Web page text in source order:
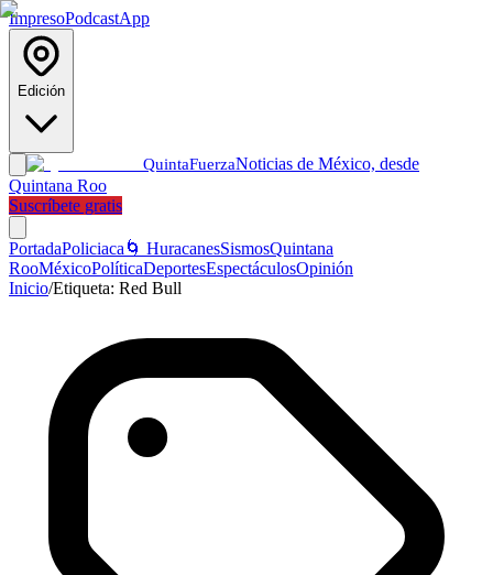
ImpresoPodcastApp
Edición
QuintaFuerzaNoticias de México, desde
Quintana Roo
Suscríbete gratis
PortadaPoliciaca 🌀 HuracanesSismosQuintana
RooMéxicoPolíticaDeportesEspectáculosOpinión
Inicio/Etiqueta: Red Bull